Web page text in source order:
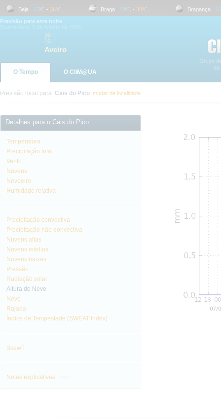
Beja 15 ºC- 36 ºC Braga 18 ºC- 30 ºC Bragança 16 ºC
Previsão para esta noite
26
16
Aveiro
O Tempo O CliM@UA
Previsão local para: Cais do Pico mudar de localidade
Detalhes para o Cais do Pico
Temperatura
Precipitação total
Vento
Nuvens
Nevoeiro
Humidade relativa
Precipitação convectiva
Precipitação não-convectiva
Nuvens altas
Nuvens médias
Nuvens baixas
Pressão
Radiação solar
Altura de Neve
Neve
Rajada
Índice de Tempestade (SWEAT Index)
SkewT
Notas explicativas